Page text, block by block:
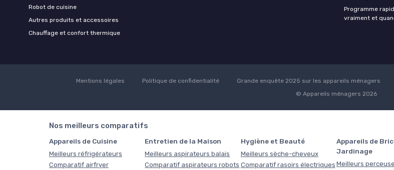
Robot de cuisine
Autres produits et accessoires
Chauffage et confort thermique
Programme
vraiment et
Mentions légales Politique de confidentialité Grande enquête 2025 sur les appareils ménagers
© Appareils ménagers 2026
Nos meilleurs comparatifs
Appareils de Cuisine
Meilleurs réfrigérateurs
Comparatif airfryer
Entretien de la Maison
Meilleurs aspirateurs balais
Comparatif aspirateurs robots
Hygiène et Beauté
Meilleurs sèche-cheveux
Comparatif rasoirs électriques
Appareils de
Jardinage
Meilleurs